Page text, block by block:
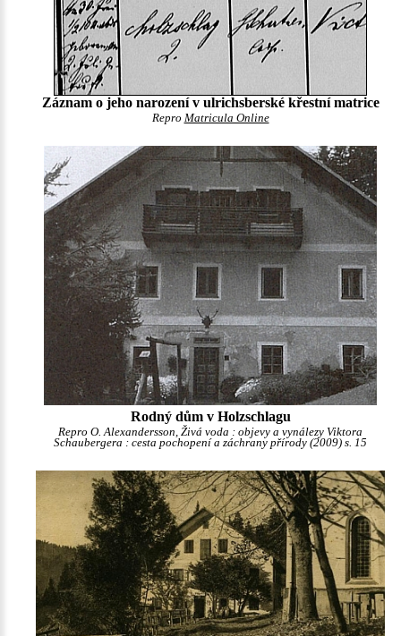
Záznam o jeho narození v ulrichsberské křestní matrice
Repro Matricula Online
Rodný dům v Holzschlagu
Repro O. Alexandersson, Živá voda : objevy a vynálezy Viktora
Schaubergera : cesta pochopení a záchrany přírody (2009) s. 15